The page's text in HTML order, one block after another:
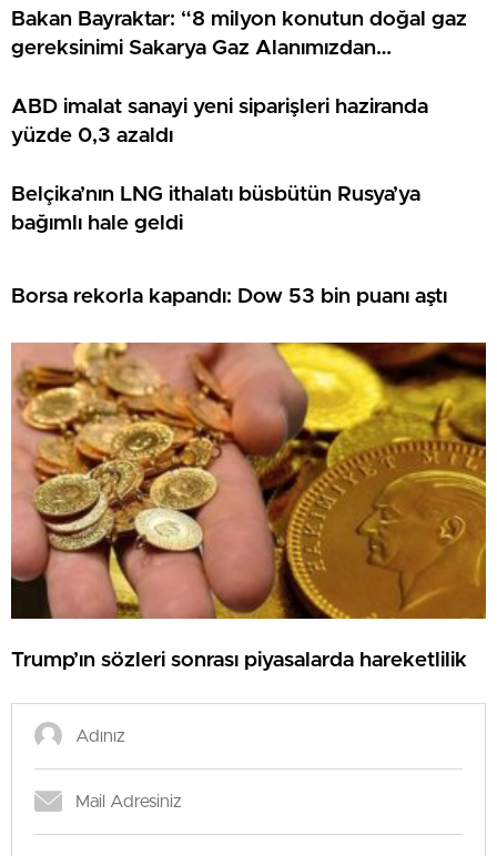
Bakan Bayraktar: “8 milyon konutun doğal gaz
gereksinimi Sakarya Gaz Alanımızdan
ABD imalat sanayi yeni siparişleri haziranda
yüzde 0,3 azaldı
Belçika’nın LNG ithalatı büsbütün Rusya’ya
bağımlı hale geldi
Borsa rekorla kapandı: Dow 53 bin puanı aştı
Trump’ın sözleri sonrası piyasalarda hareketlilik